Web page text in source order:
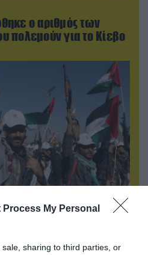
Process My Personal
sharing to third parties, or
ο αριθμός των
πολεμούν για το Κίεβο
Eξαπέλυσαν επιθέσεις
Αραβία!